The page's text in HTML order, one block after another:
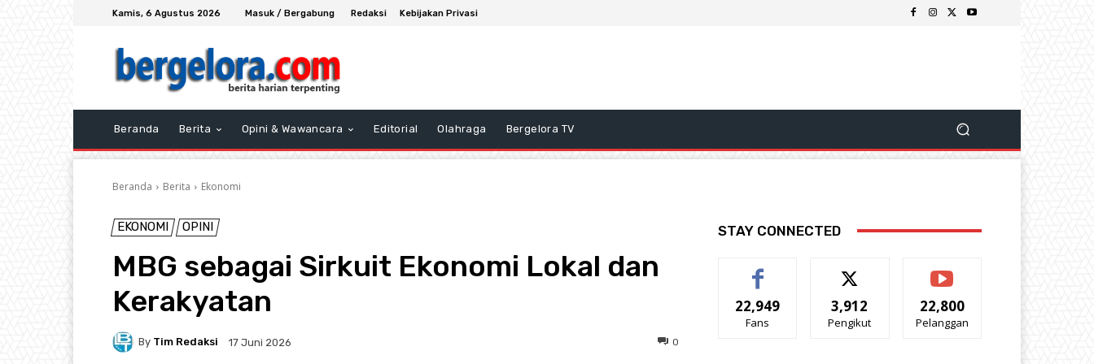
Kamis, 6 Agustus 2026 Masuk / Bergabung Redaksi Kebijakan Privasi
Beranda Berita Opini & Wawancara Editorial Olahraga Bergelora TV
Beranda Berita Ekonomi
EKONOMI OPINI
MBG sebagai Sirkuit Ekonomi Lokal dan
Kerakyatan
By Tim Redaksi 17 Juni 2026 0
STAY CONNECTED
22,949
Fans
3,912
Pengikut
22,800
Pelanggan